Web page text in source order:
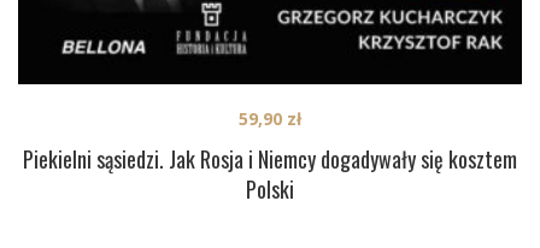
Piekielni sąsiedzi. Jak Rosja i Niemcy dogadywały się kosztem
Polski
59,90 zł